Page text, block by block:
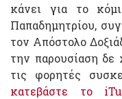
κάνει για το
Παπαδημητρίου,
τον Απόστολο
την παρουσίαση δε
τις φορητές
κατεβάστε το